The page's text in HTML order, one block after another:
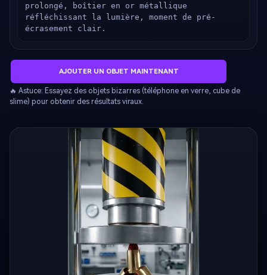
prolongé, boîtier en or métallique
réfléchissant la lumière, moment de pré-
écrasement clair.
AJOUTER UN OBJET MAINTENANT
🔥 Astuce: Essayez des objets bizarres (téléphone en verre, cube de
slime) pour obtenir des résultats viraux.